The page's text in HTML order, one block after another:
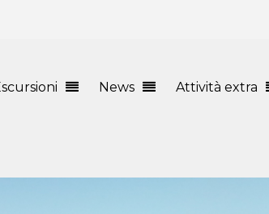
News Attività extra